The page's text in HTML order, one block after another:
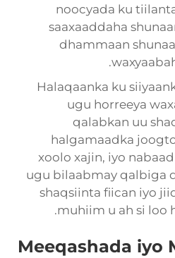
noocyada ku
saaxaaddaha
dhammaan
Halaqaanka ku
ugu horreeya
qalabkan uu
halgamaadka
xoolo xajin, iyo
ugu bilaabmay qalbiga
shaqsiinta fiican iyo
muhiim u ah si loo
Meeqashada iyo